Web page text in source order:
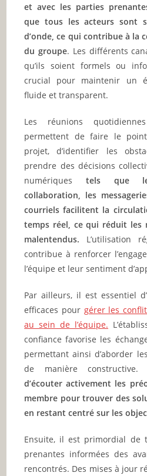
et avec les parties
que tous les acteurs sont
d’onde, ce qui contribue à la
du groupe. Les différents
qu’ils soient formels ou
crucial pour maintenir un
fluide et transparent.
Les réunions
permettent de faire le
projet, d’identifier les
prendre des décisions
numériques tels que
collaboration, les
courriels facilitent la
temps réel, ce qui réduit les
malentendus. L’utilisation
contribue à renforcer
l’équipe et leur sentiment
Par ailleurs, il est essentiel
efficaces pour gérer les
au sein de l’équipe.
confiance favorise les
permettant ainsi d’aborder
de manière constructive.
d’écouter activement les
membre pour trouver des
en restant centré sur les
Ensuite, il est primordial de
prenantes informées des
rencontrés. Des mises à jour